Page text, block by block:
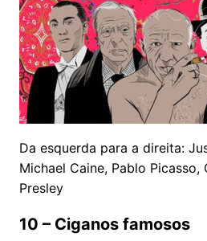
Da esquerda para a direita:
Michael Caine, Pablo Picasso,
Presley
10 – Ciganos famosos